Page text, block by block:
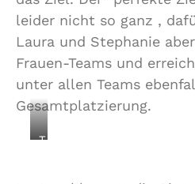
leider nicht so ganz ,
Laura und Stephanie aber
Frauen-Teams und
unter allen Teams
Gesamtplatzierung.
T